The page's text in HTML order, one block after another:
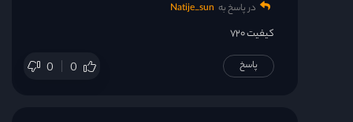
در پاسخ به Natije_sun
کیفیت ۷۲۰
0 0 پاسخ